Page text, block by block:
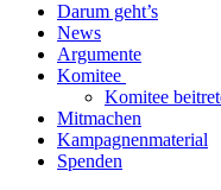
Darum geht’s
News
Argumente
Komitee
Komitee
Mitmachen
Kampagnenmaterial
Spenden